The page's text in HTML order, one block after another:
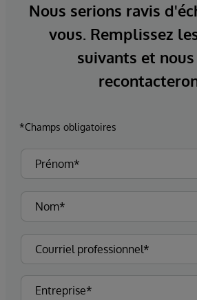
Nous serions ravis
vous. Remplissez
suivants et
*Champs obligatoires